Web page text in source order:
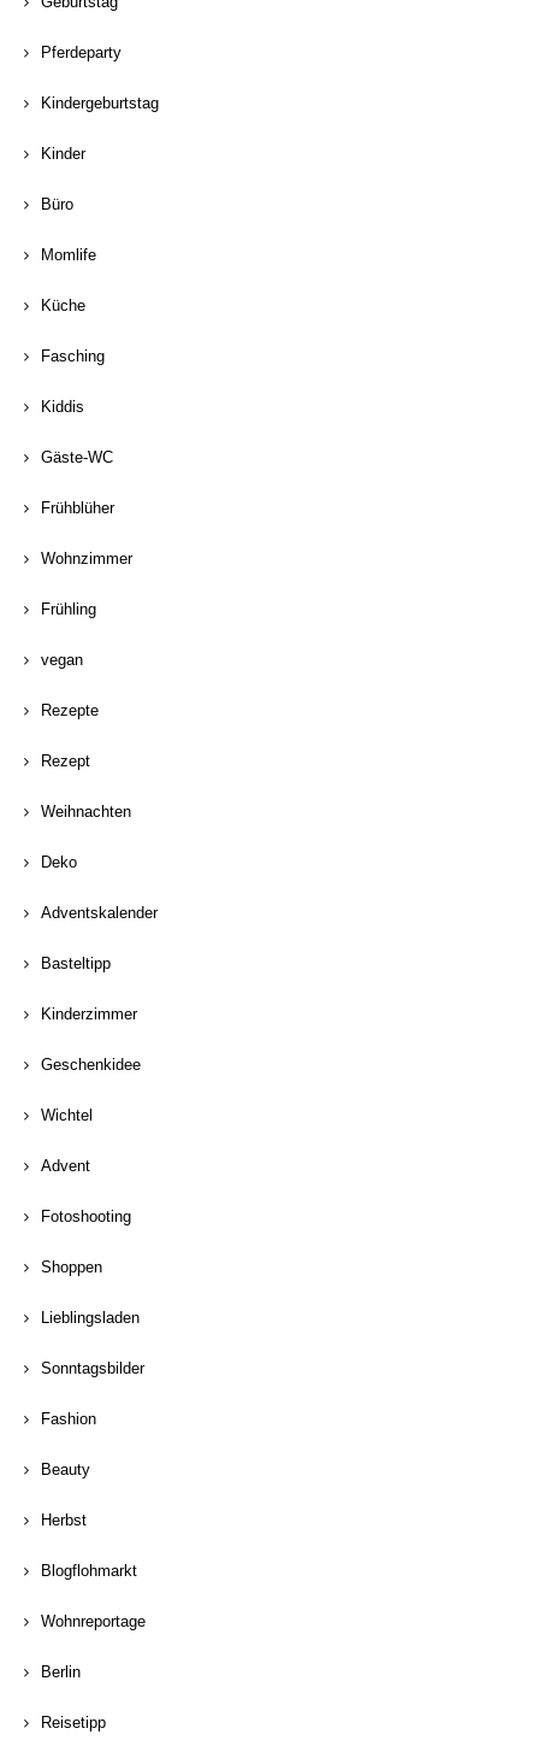
Pferdeparty
Kindergeburtstag
Kinder
Büro
Momlife
Küche
Fasching
Kiddis
Gäste-WC
Frühblüher
Wohnzimmer
Frühling
vegan
Rezepte
Rezept
Weihnachten
Deko
Adventskalender
Basteltipp
Kinderzimmer
Geschenkidee
Wichtel
Advent
Fotoshooting
Shoppen
Lieblingsladen
Sonntagsbilder
Fashion
Beauty
Herbst
Blogflohmarkt
Wohnreportage
Berlin
Reisetipp